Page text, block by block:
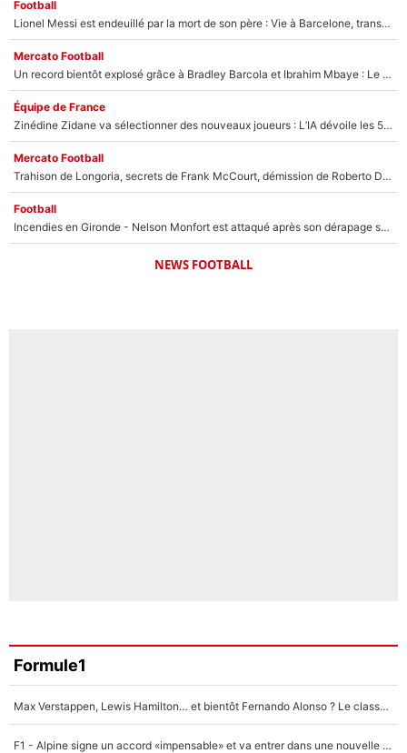
Football
Lionel Messi est endeuillé par la mort de son père : Vie à Barcelone, transfert au PSG... voilà comment Jorge Messi a joué un rôle essentiel dans sa carrière !
Mercato Football
Un record bientôt explosé grâce à Bradley Barcola et Ibrahim Mbaye : Le PSG sur le point de réaliser un mercato historique ?
Équipe de France
Zinédine Zidane va sélectionner des nouveaux joueurs : L’IA dévoile les 5 cracks qui pourraient rapidement le rejoindre en équipe de France !
Mercato Football
Trahison de Longoria, secrets de Frank McCourt, démission de Roberto De Zerbi : Medhi Benatia se lâche sur son départ de l'OM et fait d'importantes révélations
Football
Incendies en Gironde - Nelson Monfort est attaqué après son dérapage sur CNews : «Et lui, il prend combien pour parler dans un studio climatisé?»
NEWS FOOTBALL
Formule1
Max Verstappen, Lewis Hamilton… et bientôt Fernando Alonso ? Le classement des pilotes les mieux payés en Formule 1 risque de changer !
F1 - Alpine signe un accord «impensable» et va entrer dans une nouvelle dimension : Grande nouvelle pour Pierre Gasly !